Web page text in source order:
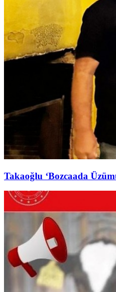
Takaoğlu ‘Bozcaada